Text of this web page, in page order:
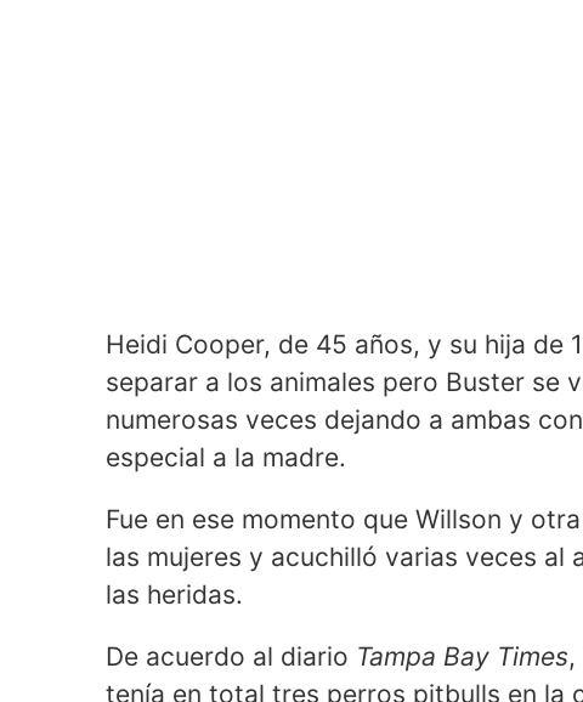
Heidi Cooper, de 45 años, y su hija de
separar a los animales pero Buster se
numerosas veces dejando a ambas
especial a la madre.
Fue en ese momento que Willson y
las mujeres y acuchilló varias veces al
las heridas.
De acuerdo al diario Tampa Bay Times
tenía en total tres perros pitbulls en la